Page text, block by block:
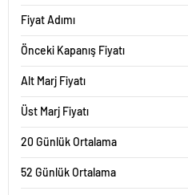
Fiyat Adımı
Önceki Kapanış Fiyatı
Alt Marj Fiyatı
Üst Marj Fiyatı
20 Günlük Ortalama
52 Günlük Ortalama